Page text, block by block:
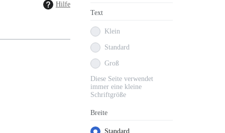
Text
Klein
Standard
Groß
Diese Seite verwendet
immer eine kleine
Schriftgröße
Breite
Standard
Hilfe